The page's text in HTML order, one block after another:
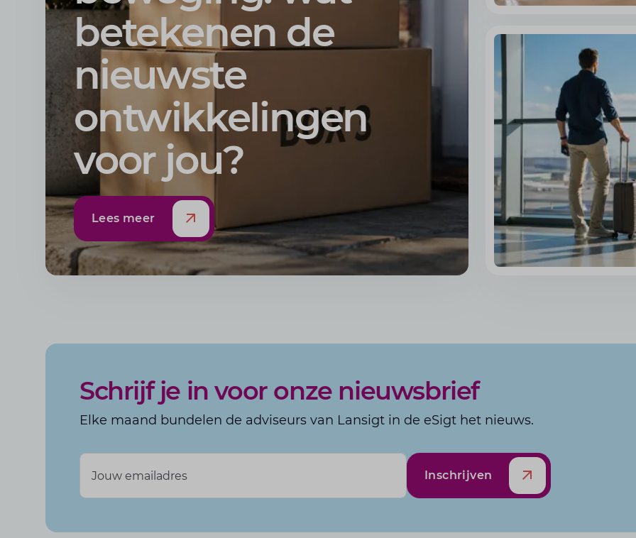
betekenen de
nieuwste
ontwikkelingen
voor jou?
Lees meer
Schrijf je in voor onze nieuwsbrief
Elke maand bundelen de adviseurs van Lansigt in de eSigt het nieuws.
Jouw emailadres
Inschrijven